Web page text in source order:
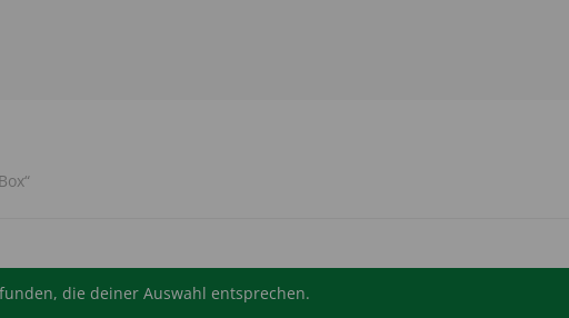
die deiner Auswahl entsprechen.